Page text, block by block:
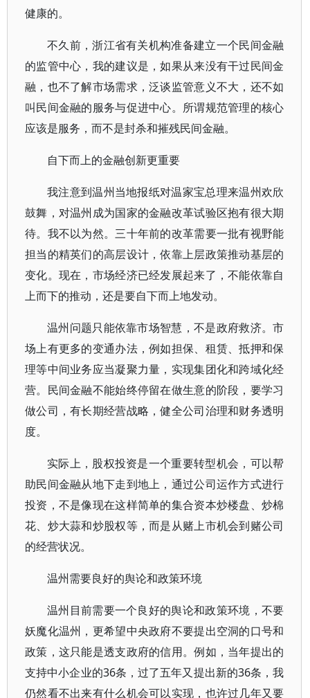
健康的。
不久前，浙江省有关机构准备建立一个民间金融
的监管中心，我的建议是，如果从来没有干过民间金
融，也不了解市场需求，泛谈监管意义不大，还不如
叫民间金融的服务与促进中心。所谓规范管理的核心
应该是服务，而不是封杀和摧残民间金融。
自下而上的金融创新更重要
我注意到温州当地报纸对温家宝总理来温州欢欣
鼓舞，对温州成为国家的金融改革试验区抱有很大期
待。我不以为然。三十年前的改革需要一批有视野能
担当的精英们的高层设计，依靠上层政策推动基层的
变化。现在，市场经济已经发展起来了，不能依靠自
上而下的推动，还是要自下而上地发动。
温州问题只能依靠市场智慧，不是政府救济。市
场上有更多的变通办法，例如担保、租赁、抵押和保
理等中间业务应当凝聚力量，实现集团化和跨域化经
营。民间金融不能始终停留在做生意的阶段，要学习
做公司，有长期经营战略，健全公司治理和财务透明
度。
实际上，股权投资是一个重要转型机会，可以帮
助民间金融从地下走到地上，通过公司运作方式进行
投资，不是像现在这样简单的集合资本炒楼盘、炒棉
花、炒大蒜和炒股权等，而是从赌上市机会到赌公司
的经营状况。
温州需要良好的舆论和政策环境
温州目前需要一个良好的舆论和政策环境，不要
妖魔化温州，更希望中央政府不要提出空洞的口号和
政策，这只能是透支政府的信用。例如，当年提出的
支持中小企业的36条，过了五年又提出新的36条，我
仍然看不出来有什么机会可以实现，也许过几年又要